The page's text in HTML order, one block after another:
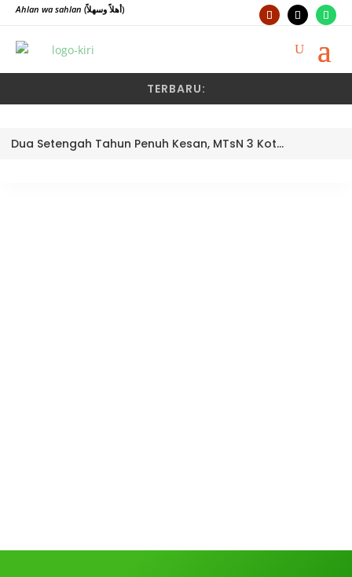
Ahlan wa sahlan (أهلاً وسهلاً)
TERBARU:
Dua Setengah Tahun Penuh Kesan, MTsN 3 Kota Padang Lepas Pengawas Pembina Dra. Nayusminar Nasrun